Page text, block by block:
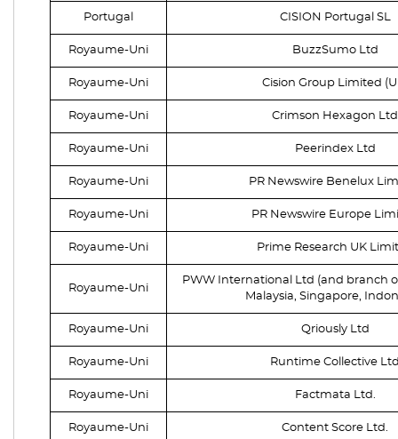
Portugal CISION Portugal SL
Royaume-Uni BuzzSumo Ltd
Royaume-Uni Cision Group Limited
Royaume-Uni Crimson Hexagon Ltd
Royaume-Uni Peerindex Ltd
Royaume-Uni PR Newswire Benelux
Royaume-Uni PR Newswire Europe
Royaume-Uni Prime Research UK
Royaume-Uni
PWW International Ltd (and branch
Malaysia, Singapore,
Royaume-Uni Qriously Ltd
Royaume-Uni Runtime Collective
Royaume-Uni Factmata Ltd.
Royaume-Uni Content Score Ltd.